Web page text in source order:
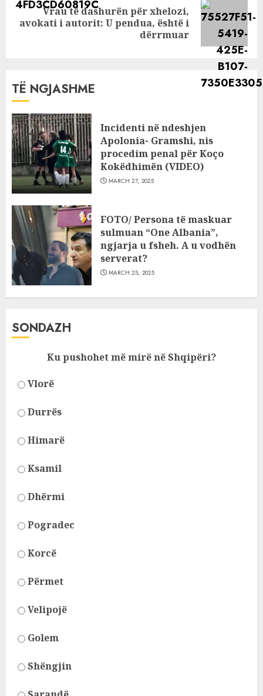
Next
Vrau të dashurën për xhelozi,
avokati i autorit: U pendua, është i
dërrmuar
TË NGJASHME
Incidenti në ndeshjen
Apolonia- Gramshi, nis
procedim penal për Koço
Kokëdhimën (VIDEO)
MARCH 27, 2025
FOTO/ Persona të maskuar
sulmuan “One Albania”,
ngjarja u fsheh. A u vodhën
serverat?
MARCH 25, 2025
SONDAZH
Ku pushohet më mirë në Shqipëri?
Vlorë
Durrës
Himarë
Ksamil
Dhërmi
Pogradec
Korcë
Përmet
Velipojë
Golem
Shëngjin